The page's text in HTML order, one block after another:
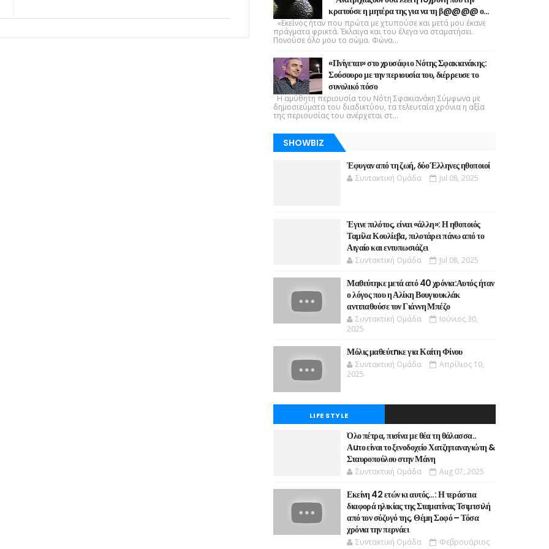
κρατούσε η μητέρα της για να τη β@@@@ ο…
«Εκείνος ήταν που πρώτα με χτυπούσε και μετά μου έκανε
πράγματα φρικτά. Έκλαιγα και του έλεγα να σταματήσει.
Πονούσε όλο μου το σώμα. Φώνα...
«Πνίγεται» στο χρυσάφι ο Νότης Σφακιανάκης:
Σούσουρο με την περιουσία του, διέρρευσε το
συνολικό πόσο
Η αμύθητη περιουσία του Νότη Σφακιανάκη Σύμφωνα με
δημοσιεύματα του διαδικτύου, τα τελευταία χρόνια η αξία
της περιουσίας του ανέρχεται στ...
SHOWBIZ
Έφυγαν από τη ζωή, δύο Έλληνες ηθοποιοί
Συντακτική Ομάδα Jul 08, 2025
Έγινε πιλότος, είναι «άλλη»: Η ηθοποιός
Ταμίλα Κουλίεβα, πιλοτάρει πάνω από το
Αιγαίο και εντυπωσιάζει
Συντακτική Ομάδα Jul 08, 2025
Μαθεύτηκε μετά από 40 χρόνια:Αυτός ήταν
ο λόγος που η Αλίκη Βουγιουκλάκ
αντιπαθούσε τον Γιάννη Μπέζο
Συντακτική Ομάδα
Ιούνιος 30,
2025
Μόλις μαθεύτnκε για Καίτη Φίνου
Συντακτική Ομάδα
Απρίλιος 10,
2025
LIFE STYLE
Όλο πέτρα, πισίνα με θέα τη θάλασσα..
Αuτο είναι το ξενοδοχείο Χατζηπαναγιώτη &
Σταυροπούλου στην Μάνη
Συντακτική Ομάδα Aug 07, 2025
Εκείνη 42 ετών κι αυτός…: Η τεράστια
διαφορά ηλικίας της Σταματίνας Τσιμτσιλή
από τον σύζυγό της, Θέμη Σοφό – Τόσα
χρόνια την περνάει
Συντακτική Ομάδα
Φεβρουάριος